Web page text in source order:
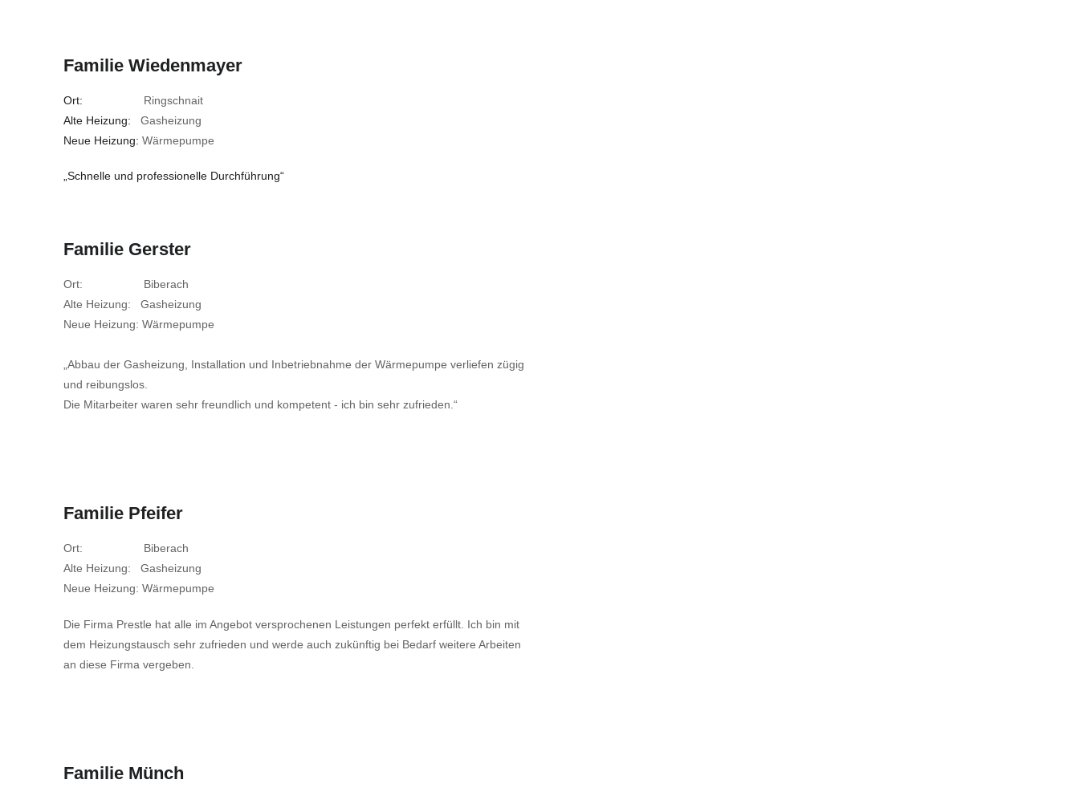
Familie Wiedenmayer
Ort: Ringschnait
Alte Heizung: Gasheizung
Neue Heizung: Wärmepumpe
„Schnelle und professionelle Durchführung“
Familie Gerster
Ort: Biberach
Alte Heizung: Gasheizung
Neue Heizung: Wärmepumpe
„Abbau der Gasheizung, Installation und Inbetriebnahme der Wärmepumpe verliefen zügig
und reibungslos.
Die Mitarbeiter waren sehr freundlich und kompetent - ich bin sehr zufrieden.“
Familie Pfeifer
Ort: Biberach
Alte Heizung: Gasheizung
Neue Heizung: Wärmepumpe
Die Firma Prestle hat alle im Angebot versprochenen Leistungen perfekt erfüllt. Ich bin mit
dem Heizungstausch sehr zufrieden und werde auch zukünftig bei Bedarf weitere Arbeiten
an diese Firma vergeben.
Familie Münch